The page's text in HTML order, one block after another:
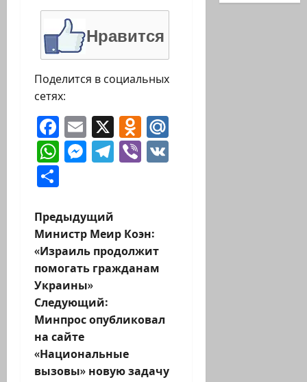
Нравится
Поделится в социальных
сетях:
Facebook
Email
X Odnoklassniki
WhatsApp
Messenger
Telegram
Viber
Н
а
в
и
г
а
Предыдущий
Министр Меир Коэн:
«Израиль продолжит
помогать гражданам
Украины»
Следующий:
Минпрос опубликовал
на сайте
«Национальные
вызовы» новую задачу